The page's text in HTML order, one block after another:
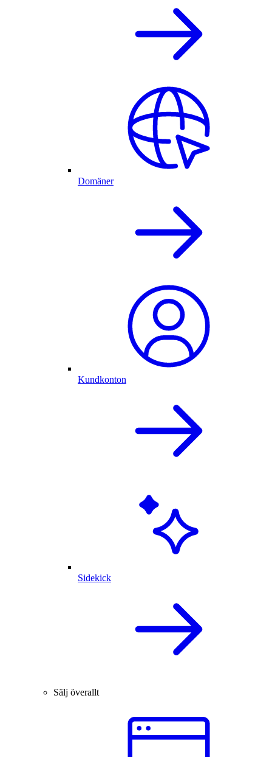
Domäner
Kundkonton
Sidekick
Sälj överallt